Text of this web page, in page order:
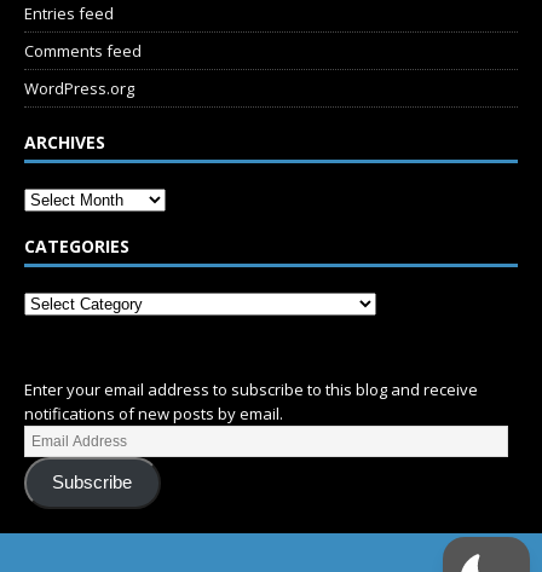
Entries feed
Comments feed
WordPress.org
ARCHIVES
CATEGORIES
Enter your email address to subscribe to this blog and receive
notifications of new posts by email.
Subscribe